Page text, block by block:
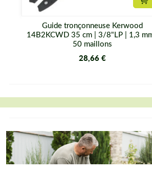
Guide tronçonneuse Kerwood
14B2KCWD 35 cm | 3/8"LP | 1,3
50 maillons
28,66 €